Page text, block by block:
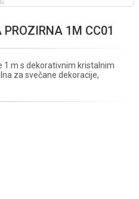
1M CC01
1 m s dekorativnim kristalnim
za svečane dekoracije,